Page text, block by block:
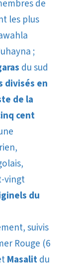
de
les plus
;
du sud
divisés en
de la
cent
vingt
du
suivis
Rouge (6
Masalitdu